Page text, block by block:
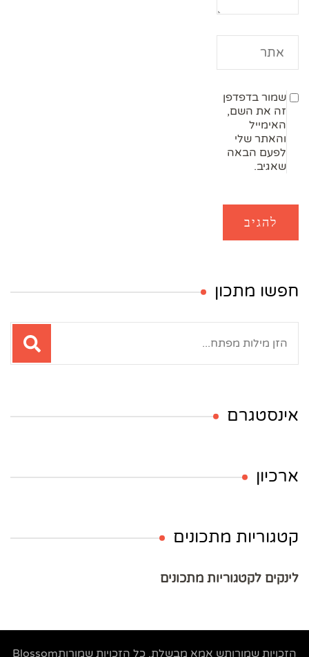
שמור בדפדפן
זה את השם,
האימייל
והאתר שלי
לפעם הבאה
שאגיב.
חפשו מתכון
אינסטגרם
ארכיון
קטגוריות מתכונים
לינקים לקטגוריות מתכונים
הזכויות שמורותש אמא מבשלת. כל הזכויות שמורותBlossom